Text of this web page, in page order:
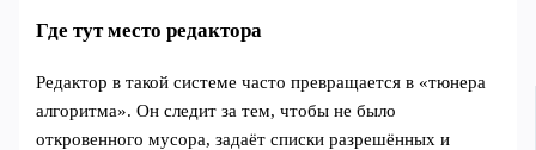
Где тут место редактора
Редактор в такой системе часто превращается в «тюнера
алгоритма». Он следит за тем, чтобы не было
откровенного мусора, задаёт списки разрешённых и